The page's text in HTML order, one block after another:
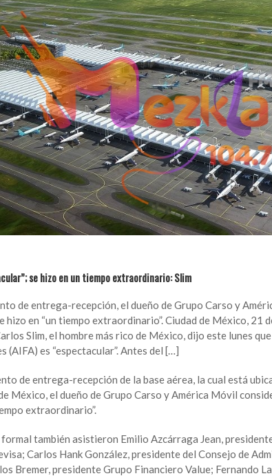
se hizo en un tiempo extraordinario: Slim
de entrega-recepción, el dueño de Grupo Carso y
hizo en “un tiempo extraordinario”. Ciudad de México, 21
Slim, el hombre más rico de México, dijo este lunes
(AIFA) es “espectacular”. Antes del […]
de entrega-recepción de la base aérea, la cual está
México, el dueño de Grupo Carso y América Móvil
extraordinario”.
también asistieron Emilio Azcárraga Jean,
Carlos Hank González, presidente del Consejo de
Bremer, presidente Grupo Financiero Value; Fernando